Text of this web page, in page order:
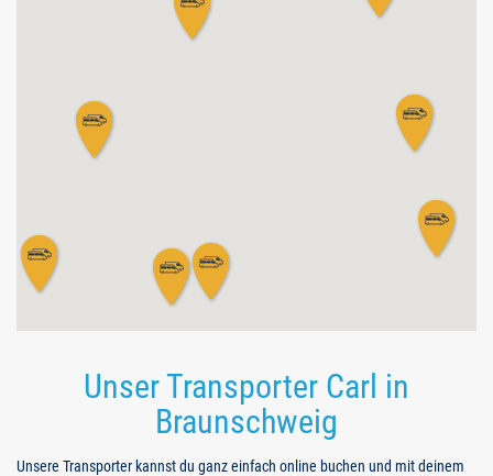
Unser Transporter Carl in
Braunschweig
Unsere Transporter kannst du ganz einfach online buchen und mit deinem